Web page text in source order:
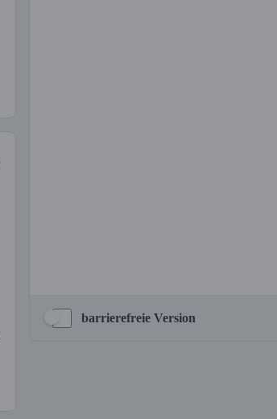
barrierefreie Version